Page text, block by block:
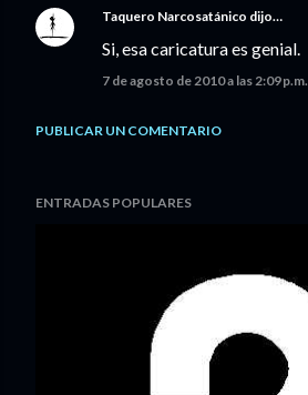
Taquero Narcosatánico dijo…
Si, esa caricatura es genial.
7 de agosto de 2010 a las 2:09 p.m.
PUBLICAR UN COMENTARIO
ENTRADAS POPULARES